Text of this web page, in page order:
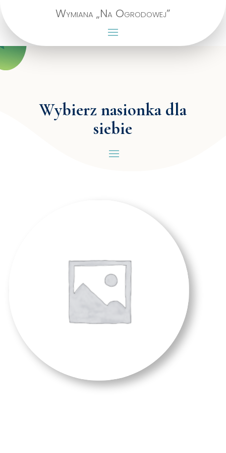
Wymiana „Na Ogrodowej”
Wybierz nasionka dla
siebie